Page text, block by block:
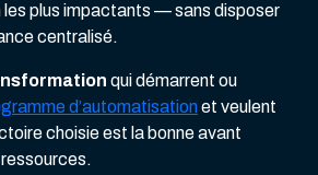
les plus impactants — sans disposer
centralisé.
qui démarrent ou
d’automatisationet veulent
choisie est la bonne avant